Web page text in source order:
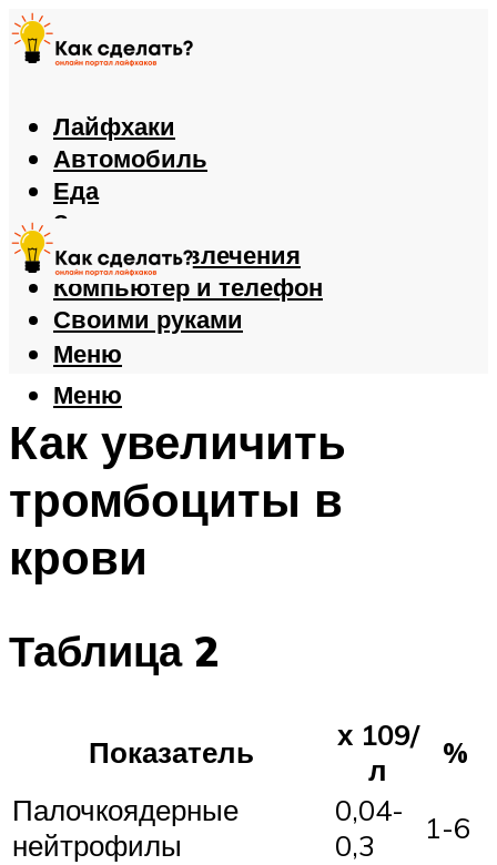
Лайфхаки
Автомобиль
Еда
Здоровье
Игры и развлечения
Компьютер и телефон
Своими руками
Меню
Меню
Как увеличить
тромбоциты в
крови
Таблица 2
Показатель
х 109/
л
%
Палочкоядерные
нейтрофилы
0,04-
0,3
1-6